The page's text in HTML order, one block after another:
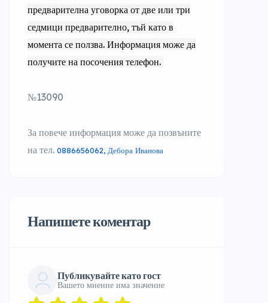
предварителна уговорка от две или три
седмици предварително, тъй като в
момента се ползва. Информация може да
получите на посочения телефон.
№13090
За повече информация може да позвъните
на тел. 0886656062, Дебора Иванова
Напишете коментар
Публикувайте като гост
Вашето мнение има значение